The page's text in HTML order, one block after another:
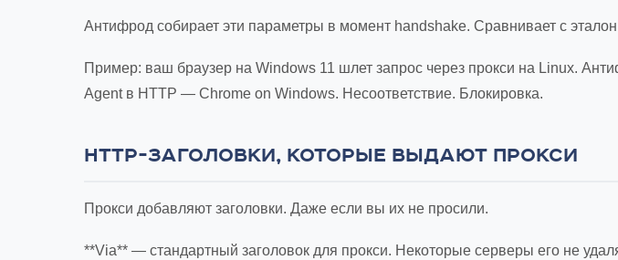
Антифрод собирает эти параметры в момент handshake. Сравнивает с
Пример: ваш браузер на Windows 11 шлет запрос через прокси на Linux.
Agent в HTTP — Chrome on Windows. Несоответствие. Блокировка.
HTTP-ЗАГОЛОВКИ, КОТОРЫЕ ВЫДАЮТ ПРОКСИ
Прокси добавляют заголовки. Даже если вы их не просили.
**Via** — стандартный заголовок для прокси. Некоторые серверы его не